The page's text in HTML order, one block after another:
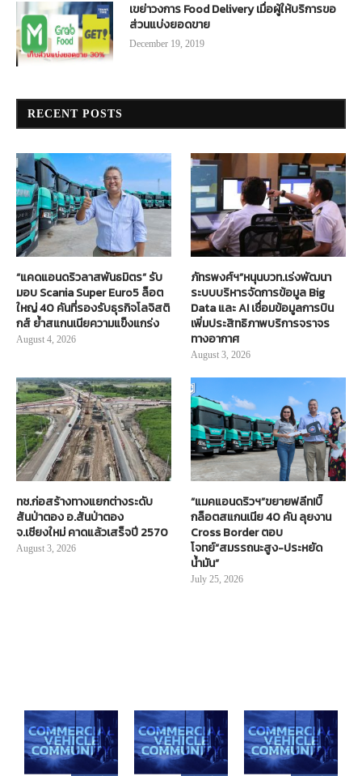
เขย่าวงการ Food Delivery เมื่อผู้ให้บริการขอ
ส่วนแบ่งยอดขาย
December 19, 2019
RECENT POSTS
“แคดแอนดริวลาสพันธมิตร” รับ
มอบ Scania Super Euro5 ล็อต
ใหญ่ 40 คันที่รองรับธุรกิจโลจิสติ
กส์ ย้ำสแกนเนียความแข็งแกร่ง
August 4, 2026
ภัทรพงศ์ฯ”หนุนบวท.เร่งพัฒนา
ระบบบริหารจัดการข้อมูล Big
Data และ AI เชื่อมข้อมูลการบิน
เพิ่มประสิทธิภาพบริการจราจร
ทางอากาศ
August 3, 2026
ทช.ก่อสร้างทางแยกต่างระดับ
สันป่าตอง อ.สันป่าตอง
จ.เชียงใหม่ คาดแล้วเสร็จปี 2570
August 3, 2026
“แมคแอนดริวฯ”ขยายฟลีท!บิ๊
กล็อตสแกนเนีย 40 คัน ลุยงาน
Cross Border ตอบ
โจทย์“สมรรถนะสูง-ประหยัด
น้ำมัน”
July 25, 2026